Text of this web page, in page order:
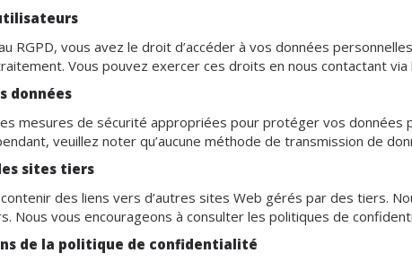
RGPD, vous avez le droit d’accéder à vos données
Vous pouvez exercer ces droits en nous contactant
données
mesures de sécurité appropriées pour protéger vos
veuillez noter qu’aucune méthode de transmission de
sites tiers
des liens vers d’autres sites Web gérés par des tiers.
Nous vous encourageons à consulter les politiques de
de la politique de confidentialité